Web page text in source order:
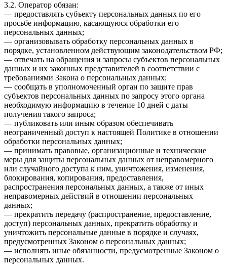
3.2. Оператор обязан:
— предоставлять субъекту персональных данных по его
просьбе информацию, касающуюся обработки его
персональных данных;
— организовывать обработку персональных данных в
порядке, установленном действующим законодательством РФ;
— отвечать на обращения и запросы субъектов персональных
данных и их законных представителей в соответствии с
требованиями Закона о персональных данных;
— сообщать в уполномоченный орган по защите прав
субъектов персональных данных по запросу этого органа
необходимую информацию в течение 10 дней с даты
получения такого запроса;
— публиковать или иным образом обеспечивать
неограниченный доступ к настоящей Политике в отношении
обработки персональных данных;
— принимать правовые, организационные и технические
меры для защиты персональных данных от неправомерного
или случайного доступа к ним, уничтожения, изменения,
блокирования, копирования, предоставления,
распространения персональных данных, а также от иных
неправомерных действий в отношении персональных
данных;
— прекратить передачу (распространение, предоставление,
доступ) персональных данных, прекратить обработку и
уничтожить персональные данные в порядке и случаях,
предусмотренных Законом о персональных данных;
— исполнять иные обязанности, предусмотренные Законом о
персональных данных.